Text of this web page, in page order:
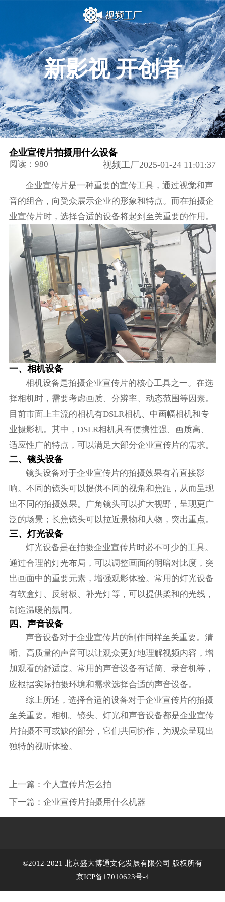
新影视 开创者
企业宣传片拍摄用什么设备
阅读：980 视频工厂2025-01-24 11:01:37
企业宣传片是一种重要的宣传工具，通过视觉和声
音的组合，向受众展示企业的形象和特点。而在拍摄企
业宣传片时，选择合适的设备将起到至关重要的作用。
一、相机设备
相机设备是拍摄企业宣传片的核心工具之一。在选
择相机时，需要考虑画质、分辨率、动态范围等因素。
目前市面上主流的相机有DSLR相机、中画幅相机和专
业摄影机。其中，DSLR相机具有便携性强、画质高、
适应性广的特点，可以满足大部分企业宣传片的需求。
二、镜头设备
镜头设备对于企业宣传片的拍摄效果有着直接影
响。不同的镜头可以提供不同的视角和焦距，从而呈现
出不同的拍摄效果。广角镜头可以扩大视野，呈现更广
泛的场景；长焦镜头可以拉近景物和人物，突出重点。
三、灯光设备
灯光设备是在拍摄企业宣传片时必不可少的工具。
通过合理的灯光布局，可以调整画面的明暗对比度，突
出画面中的重要元素，增强观影体验。常用的灯光设备
有软盒灯、反射板、补光灯等，可以提供柔和的光线，
制造温暖的氛围。
四、声音设备
声音设备对于企业宣传片的制作同样至关重要。清
晰、高质量的声音可以让观众更好地理解视频内容，增
加观看的舒适度。常用的声音设备有话筒、录音机等，
应根据实际拍摄环境和需求选择合适的声音设备。
综上所述，选择合适的设备对于企业宣传片的拍摄
至关重要。相机、镜头、灯光和声音设备都是企业宣传
片拍摄不可或缺的部分，它们共同协作，为观众呈现出
独特的视听体验。
上一篇： 个人宣传片怎么拍
下一篇： 企业宣传片拍摄用什么机器
©2012-2021 北京盛大博通文化发展有限公司 版权所有
京ICP备17010623号-4